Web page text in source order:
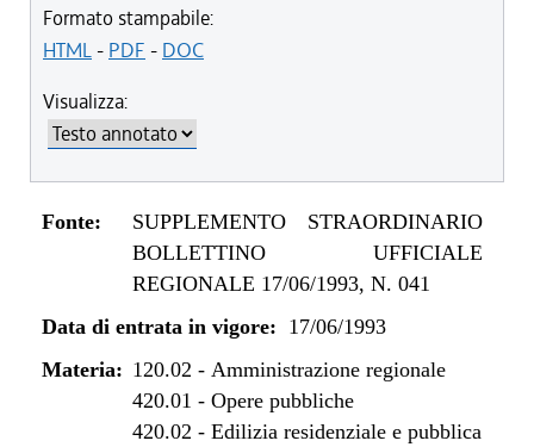
Formato stampabile:
HTML- PDF - DOC
Visualizza:
Fonte:
SUPPLEMENTO STRAORDINARIO
BOLLETTINO UFFICIALE
REGIONALE 17/06/1993, N. 041
Data di entrata in vigore: 17/06/1993
Materia: 120.02 - Amministrazione regionale
420.01 - Opere pubbliche
420.02 - Edilizia residenziale e pubblica